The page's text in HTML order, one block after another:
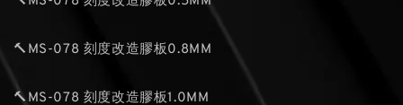
🔨MS-078 刻度改造膠板0.8MM
🔨MS-078 刻度改造膠板1.0MM